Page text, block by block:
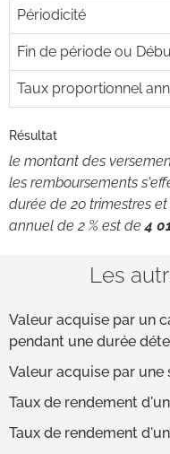
Périodicité
Fin de période ou
Taux proportionnel
Résultat
le montant des
les remboursements
durée de 20 trimestres
annuel de 2 % est de4
Les
Valeur acquise par un
pendant une durée
Valeur acquise par
Taux de rendement
Taux de rendement